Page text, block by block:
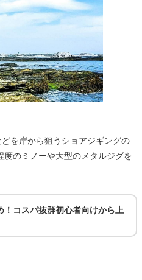
を岸から狙うショアジギングの
のミノーや大型のメタルジグを
！コスパ抜群初心者向けから上